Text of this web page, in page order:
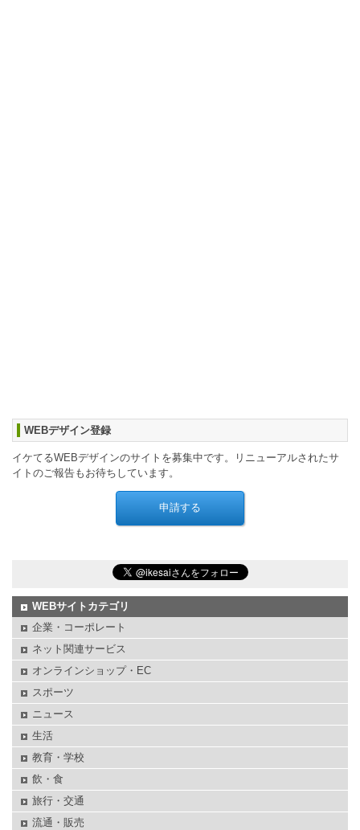
WEBデザイン登録
イケてるWEBデザインのサイトを募集中です。リニューアルされたサ
イトのご報告もお待ちしています。
WEBサイトカテゴリ
企業・コーポレート
ネット関連サービス
オンラインショップ・EC
スポーツ
ニュース
生活
教育・学校
飲・食
旅行・交通
流通・販売